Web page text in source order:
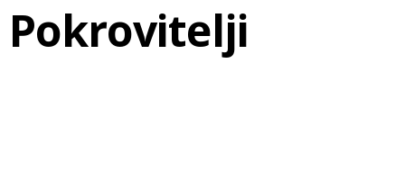
Pokrovitelji